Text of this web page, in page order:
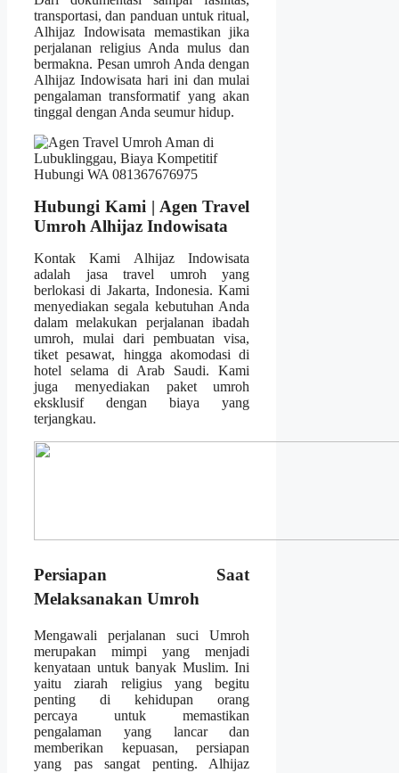
transportasi, dan panduan untuk ritual,
Alhijaz Indowisata memastikan jika
perjalanan religius Anda mulus dan
bermakna. Pesan umroh Anda dengan
Alhijaz Indowisata hari ini dan mulai
pengalaman transformatif yang akan
tinggal dengan Anda seumur hidup.
Hubungi Kami | Agen Travel
Umroh Alhijaz Indowisata
Kontak Kami Alhijaz Indowisata
adalah jasa travel umroh yang
berlokasi di Jakarta, Indonesia. Kami
menyediakan segala kebutuhan Anda
dalam melakukan perjalanan ibadah
umroh, mulai dari pembuatan visa,
tiket pesawat, hingga akomodasi di
hotel selama di Arab Saudi. Kami
juga menyediakan paket umroh
eksklusif dengan biaya yang
terjangkau.
Persiapan Saat
Melaksanakan Umroh
Mengawali perjalanan suci Umroh
merupakan mimpi yang menjadi
kenyataan untuk banyak Muslim. Ini
yaitu ziarah religius yang begitu
penting di kehidupan orang
percaya untuk memastikan
pengalaman yang lancar dan
memberikan kepuasan, persiapan
yang pas sangat penting. Alhijaz